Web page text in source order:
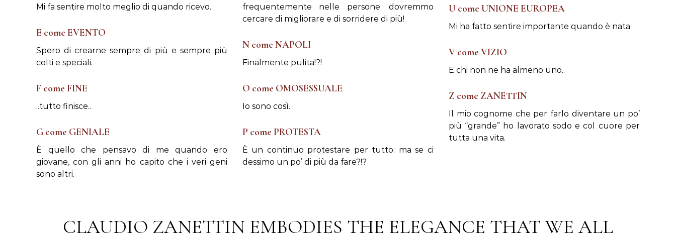
Mi fa sentire molto meglio di quando ricevo.
E come EVENTO
Spero di crearne sempre di più e sempre più
colti e speciali.
F come FINE
..tutto finisce..
G come GENIALE
È quello che pensavo di me quando ero
giovane, con gli anni ho capito che i veri geni
sono altri.
frequentemente nelle persone: dovremmo
cercare di migliorare e di sorridere di più!
N come NAPOLI
Finalmente pulita!?!
O come OMOSESSUALE
Io sono così.
P come PROTESTA
È un continuo protestare per tutto: ma se ci
dessimo un po’ di più da fare?!?
U come UNIONE EUROPEA
Mi ha fatto sentire importante quando è nata.
V come VIZIO
E chi non ne ha almeno uno..
Z come ZANETTIN
Il mio cognome che per farlo diventare un po’
più “grande” ho lavorato sodo e col cuore per
tutta una vita.
CLAUDIO ZANETTIN EMBODIES THE ELEGANCE THAT WE ALL